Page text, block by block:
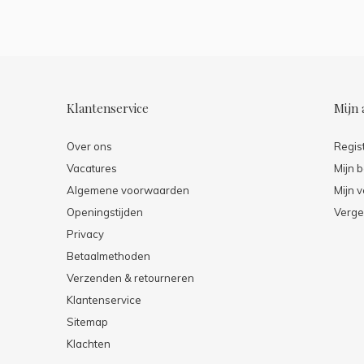
Klantenservice
Over ons
Vacatures
Algemene voorwaarden
Openingstijden
Privacy
Betaalmethoden
Verzenden & retourneren
Klantenservice
Sitemap
Klachten
Mijn
Mijn
Mijn